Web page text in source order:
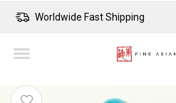
Worldwide Fast Shipping